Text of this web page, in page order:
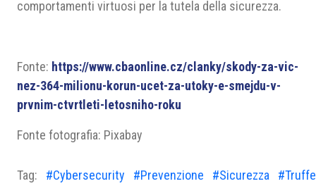
comportamenti virtuosi per la tutela della sicurezza.
Fonte: https://www.cbaonline.cz/clanky/skody-za-vic-
nez-364-milionu-korun-ucet-za-utoky-e-smejdu-v-
prvnim-ctvrtleti-letosniho-roku
Fonte fotografia: Pixabay
Tag: #Cybersecurity
#Prevenzione
#Sicurezza
#Truffe